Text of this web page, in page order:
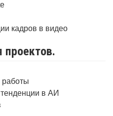
кадров в видео
проектов.
работы
в АИ